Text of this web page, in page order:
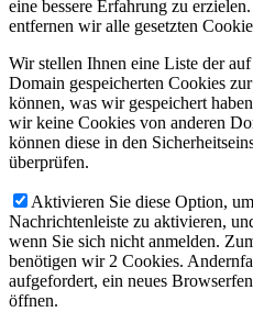
eine bessere Erfahrung zu
entfernen wir alle gesetzten
Wir stellen Ihnen eine Liste der
Domain gespeicherten Cookies
können, was wir gespeichert
wir keine Cookies von anderen
können diese in den
überprüfen.
Aktivieren Sie diese Option,
Nachrichtenleiste zu aktivieren,
wenn Sie sich nicht anmelden.
benötigen wir 2 Cookies.
aufgefordert, ein neues
öffnen.